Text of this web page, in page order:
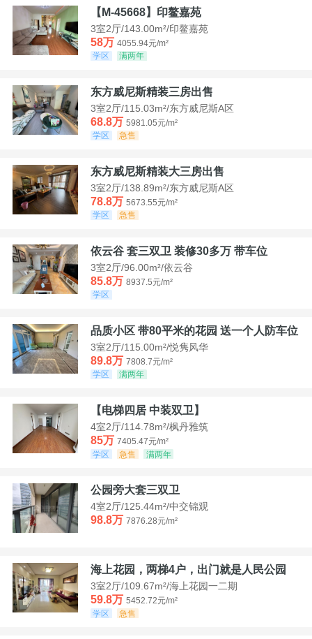
【M-45668】印鳌嘉苑
3室2厅/143.00m²/印鳌嘉苑
58万 4055.94元/m²
学区
满两年
东方威尼斯精装三房出售
3室2厅/115.03m²/东方威尼斯A区
68.8万 5981.05元/m²
学区
急售
东方威尼斯精装大三房出售
3室2厅/138.89m²/东方威尼斯A区
78.8万 5673.55元/m²
学区
急售
依云谷 套三双卫 装修30多万 带车位
3室2厅/96.00m²/依云谷
85.8万 8937.5元/m²
学区
品质小区 带80平米的花园 送一个人防车位
3室2厅/115.00m²/悦隽风华
89.8万 7808.7元/m²
学区
满两年
【电梯四居 中装双卫】
4室2厅/114.78m²/枫丹雅筑
85万 7405.47元/m²
学区
急售 满两年
公园旁大套三双卫
4室2厅/125.44m²/中交锦观
98.8万 7876.28元/m²
海上花园，两梯4户，出门就是人民公园
3室2厅/109.67m²/海上花园一二期
59.8万 5452.72元/m²
学区
急售